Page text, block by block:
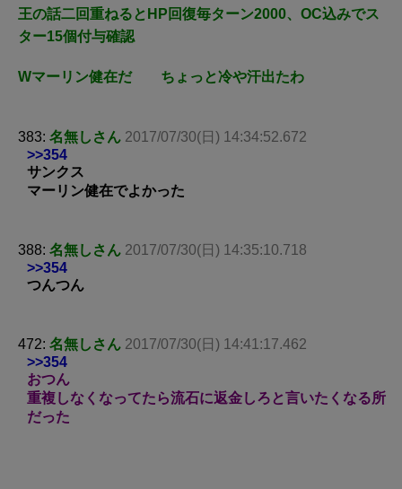
王の話二回重ねるとHP回復毎ターン2000、OC込みでス
ター15個付与確認
Wマーリン健在だ ちょっと冷や汗出たわ
383: 名無しさん 2017/07/30(日) 14:34:52.672
>>354
サンクス
マーリン健在でよかった
388: 名無しさん 2017/07/30(日) 14:35:10.718
>>354
つんつん
472: 名無しさん 2017/07/30(日) 14:41:17.462
>>354
おつん
重複しなくなってたら流石に返金しろと言いたくなる所
だった